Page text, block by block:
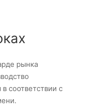
рынка
соответствии с